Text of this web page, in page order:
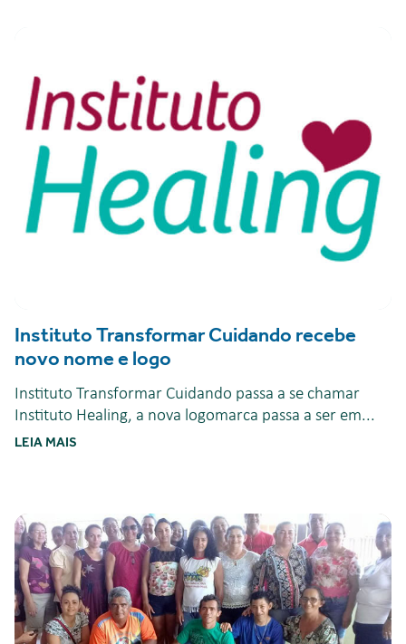
Instituto Transformar Cuidando recebe
novo nome e logo
Instituto Transformar Cuidando passa a se chamar
Instituto Healing, a nova logomarca passa a ser em...
LEIA MAIS